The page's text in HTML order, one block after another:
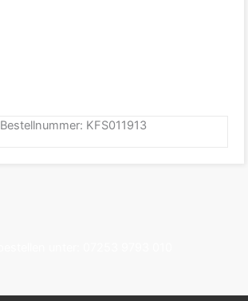
Bestellnummer: KFS011913